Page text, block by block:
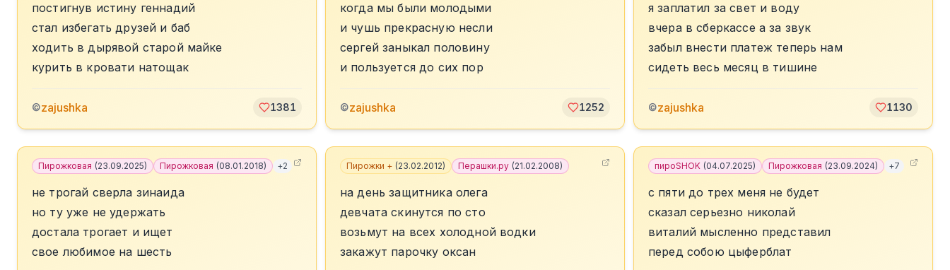
постигнув истину геннадий
стал избегать друзей и баб
ходить в дырявой старой майке
курить в кровати натощак
©zajushka 1381
когда мы были молодыми
и чушь прекрасную несли
сергей заныкал половину
и пользуется до сих пор
©zajushka 1252
я заплатил за свет и воду
вчера в сберкассе а за звук
забыл внести платеж теперь нам
сидеть весь месяц в тишине
©zajushka 1130
Пирожковая (23.09.2025) Пирожковая (08.01.2018) +2
не трогай сверла зинаида
но ту уже не удержать
достала трогает и ищет
свое любимое на шесть
Пирожки + (23.02.2012) Перашки.ру (21.02.2008)
на день защитника олега
девчата скинутся по сто
возьмут на всех холодной водки
закажут парочку оксан
пироSHOK (04.07.2025) Пирожковая (23.09.2024) +7
с пяти до трех меня не будет
сказал серьезно николай
виталий мысленно представил
перед собою цыферблат